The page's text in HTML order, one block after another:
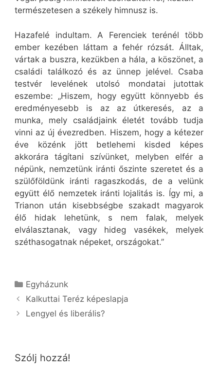
természetesen a székely himnusz is.
Hazafelé indultam. A Ferenciek terénél több
ember kezében láttam a fehér rózsát. Álltak,
vártak a buszra, kezükben a hála, a köszönet, a
családi találkozó és az ünnep jelével. Csaba
testvér levelének utolsó mondatai jutottak
eszembe: „Hiszem, hogy együtt könnyebb és
eredményesebb is az az útkeresés, az a
munka, mely családjaink életét tovább tudja
vinni az új évezredben. Hiszem, hogy a kétezer
éve közénk jött betlehemi kisded képes
akkorára tágítani szívünket, melyben elfér a
népünk, nemzetünk iránti őszinte szeretet és a
szülőföldünk iránti ragaszkodás, de a velünk
együtt élő nemzetek iránti lojalitás is. Így mi, a
Trianon után kisebbségbe szakadt magyarok
élő hidak lehetünk, s nem falak, melyek
elválasztanak, vagy hideg vasékek, melyek
széthasogatnak népeket, országokat.”
Kategória
Egyházunk
Kalkuttai Teréz képeslapja
Lengyel és liberális?
Szólj hozzá!